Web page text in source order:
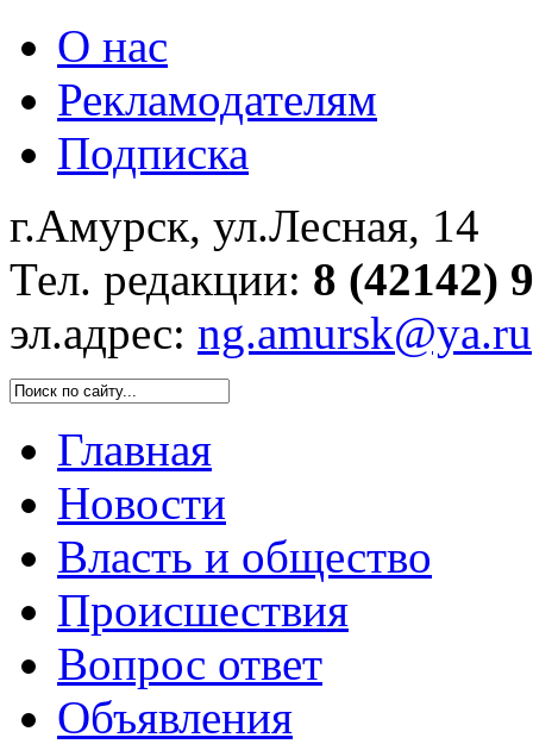
О нас
Рекламодателям
Подписка
г.Амурск, ул.Лесная, 14
Тел. редакции: 8 (42142)
эл.адрес: ng.amursk@ya.ru
Главная
Новости
Власть и общество
Происшествия
Вопрос ответ
Объявления